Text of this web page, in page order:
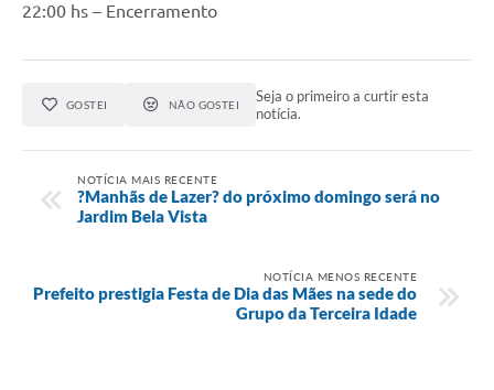
22:00 hs – Encerramento
GOSTEI NÃO GOSTEI
Seja o primeiro a curtir esta
notícia.
NOTÍCIA MAIS RECENTE
?Manhãs de Lazer? do próximo domingo será no
Jardim Bela Vista
NOTÍCIA MENOS RECENTE
Prefeito prestigia Festa de Dia das Mães na sede do
Grupo da Terceira Idade